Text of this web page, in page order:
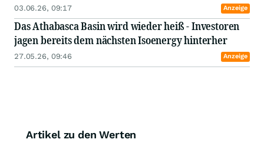
03.06.26, 09:17 Anzeige
Das Athabasca Basin wird wieder heiß - Investoren
jagen bereits dem nächsten Isoenergy hinterher
27.05.26, 09:46 Anzeige
Artikel zu den Werten